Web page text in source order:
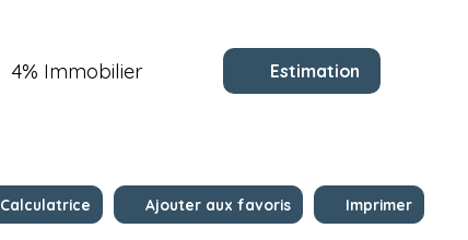
4% Immobilier Estimation
Calculatrice Ajouter aux favoris Imprimer